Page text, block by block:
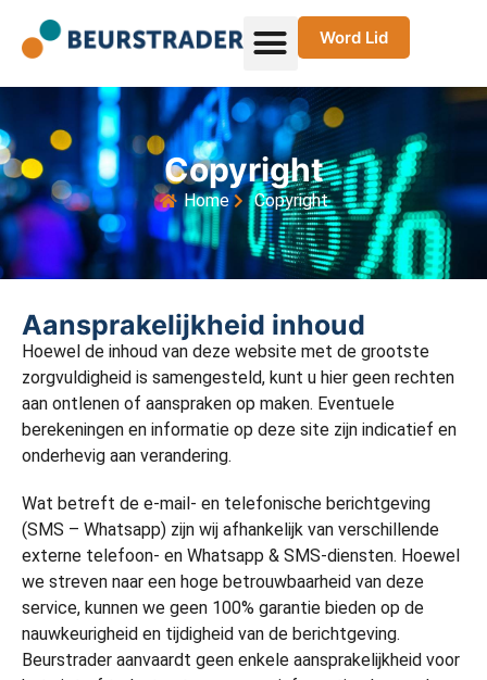
Word Lid
Copyright
Home Copyright
Aansprakelijkheid inhoud
Hoewel de inhoud van deze website met de grootste
zorgvuldigheid is samengesteld, kunt u hier geen rechten
aan ontlenen of aanspraken op maken. Eventuele
berekeningen en informatie op deze site zijn indicatief en
onderhevig aan verandering.
Wat betreft de e-mail- en telefonische berichtgeving
(SMS – Whatsapp) zijn wij afhankelijk van verschillende
externe telefoon- en Whatsapp & SMS-diensten. Hoewel
we streven naar een hoge betrouwbaarheid van deze
service, kunnen we geen 100% garantie bieden op de
nauwkeurigheid en tijdigheid van de berichtgeving.
Beurstrader aanvaardt geen enkele aansprakelijkheid voor